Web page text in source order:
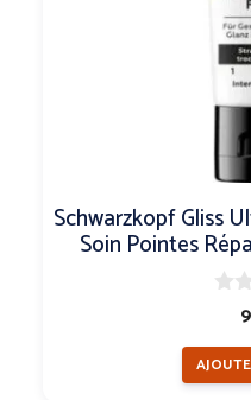
Schwarzkopf Gliss
Soin Pointes
u
r
5